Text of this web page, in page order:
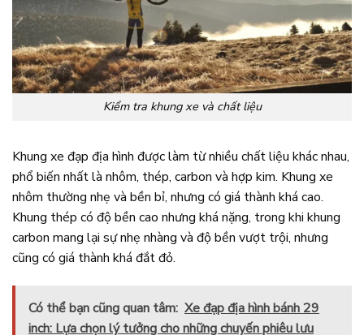
Kiểm tra khung xe và chất liệu
Khung xe đạp địa hình được làm từ nhiều chất liệu khác nhau,
phổ biến nhất là nhôm, thép, carbon và hợp kim. Khung xe
nhôm thường nhẹ và bền bỉ, nhưng có giá thành khá cao.
Khung thép có độ bền cao nhưng khá nặng, trong khi khung
carbon mang lại sự nhẹ nhàng và độ bền vượt trội, nhưng
cũng có giá thành khá đắt đỏ.
Có thể bạn cũng quan tâm: Xe đạp địa hình bánh 29
inch: Lựa chọn lý tưởng cho những chuyến phiêu lưu